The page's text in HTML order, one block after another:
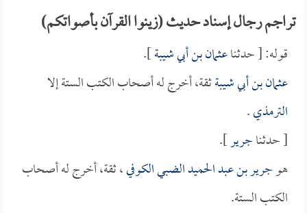
تراجم رجال إسناد حديث (زينوا القرآن بأصواتكم)
قوله: [ حدثناعثمان بن أبي شيبة].
عثمان بن أبي شيبةثقة، أخرج له أصحاب الكتب الستة إلا
الترمذي.
[ حدثناجرير].
هوجرير بن عبد الحميد الضبي الكوفي، ثقة، أخرج له أصحاب
الكتب الستة.